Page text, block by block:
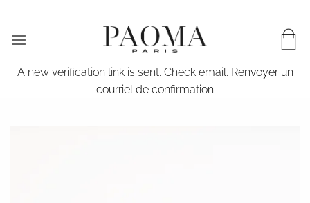
contenu
A new verification link is sent. Check email. Renvoyer un
courriel de confirmation